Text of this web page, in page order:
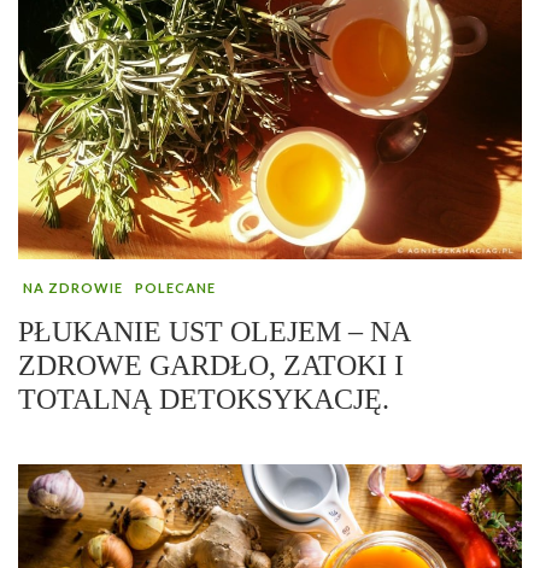
NA ZDROWIE POLECANE
PŁUKANIE UST OLEJEM – NA
ZDROWE GARDŁO, ZATOKI I
TOTALNĄ DETOKSYKACJĘ.